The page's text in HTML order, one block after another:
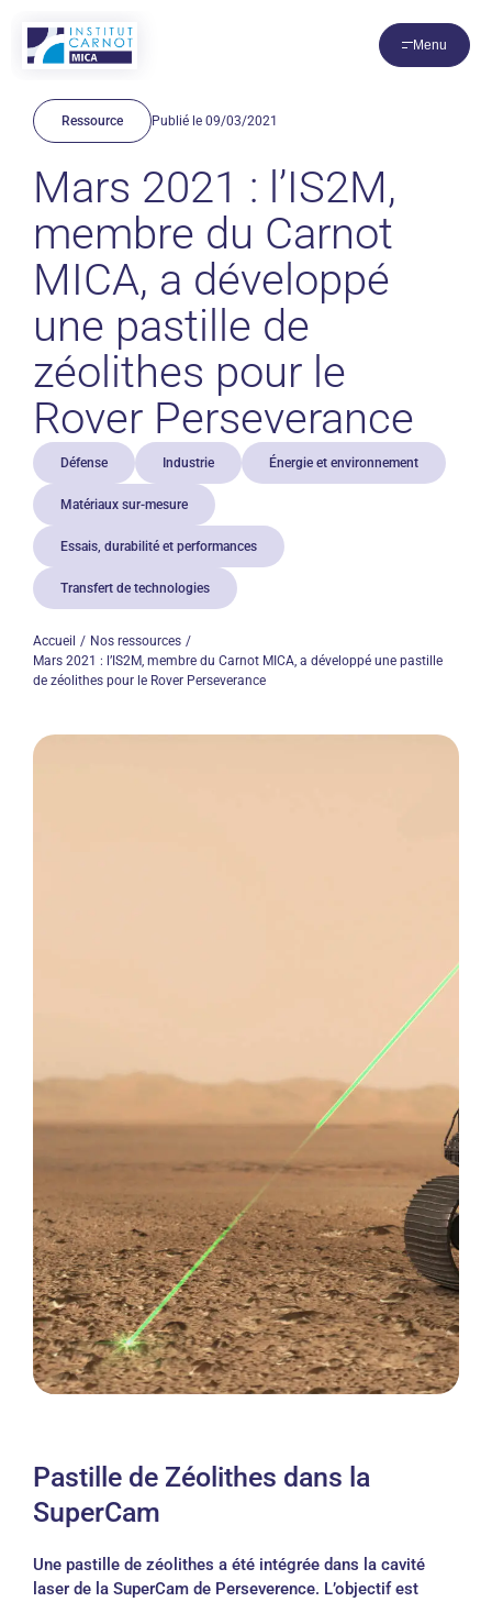
Menu
Ressource Publié le 09/03/2021
Mars 2021 : l’IS2M,
membre du Carnot
MICA, a développé
une pastille de
zéolithes pour le
Rover Perseverance
Défense Industrie Énergie et environnement
Matériaux sur-mesure
Essais, durabilité et performances
Transfert de technologies
Accueil
Nos ressources
Mars 2021 : l’IS2M, membre du Carnot MICA, a développé une pastille
de zéolithes pour le Rover Perseverance
Pastille de Zéolithes dans la
SuperCam
Une pastille de zéolithes a été intégrée dans la cavité
laser de la SuperCam de Perseverence. L’objectif est